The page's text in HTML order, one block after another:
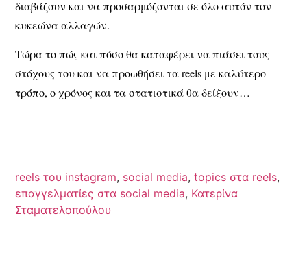
διαβάζουν και να προσαρμόζονται σε όλο αυτόν τον
κυκεώνα αλλαγών.
Τώρα το πώς και πόσο θα καταφέρει να πιάσει τους
στόχους του και να προωθήσει τα reels με καλύτερο
τρόπο, ο χρόνος και τα στατιστικά θα δείξουν…
reels του instagram, social media,topics στα reels,
επαγγελματίες στα social media, Κατερίνα
Σταματελοπούλου